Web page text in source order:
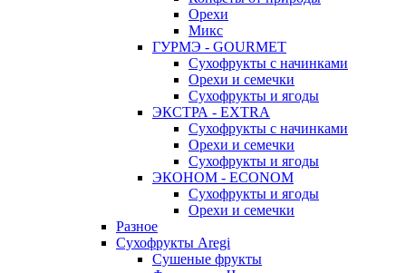
Орехи
Микс
ГУРМЭ - GOURMET
Сухофрукты с начинками
Орехи и семечки
Сухофрукты и ягоды
ЭКСТРА - EXTRA
Сухофрукты с начинками
Орехи и семечки
Сухофрукты и ягоды
ЭКОНОМ - ECONOM
Сухофрукты и ягоды
Орехи и семечки
Разное
Сухофрукты Aregi
Сушеные фрукты